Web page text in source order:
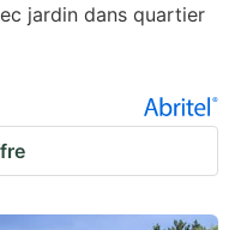
jardin dans quartier